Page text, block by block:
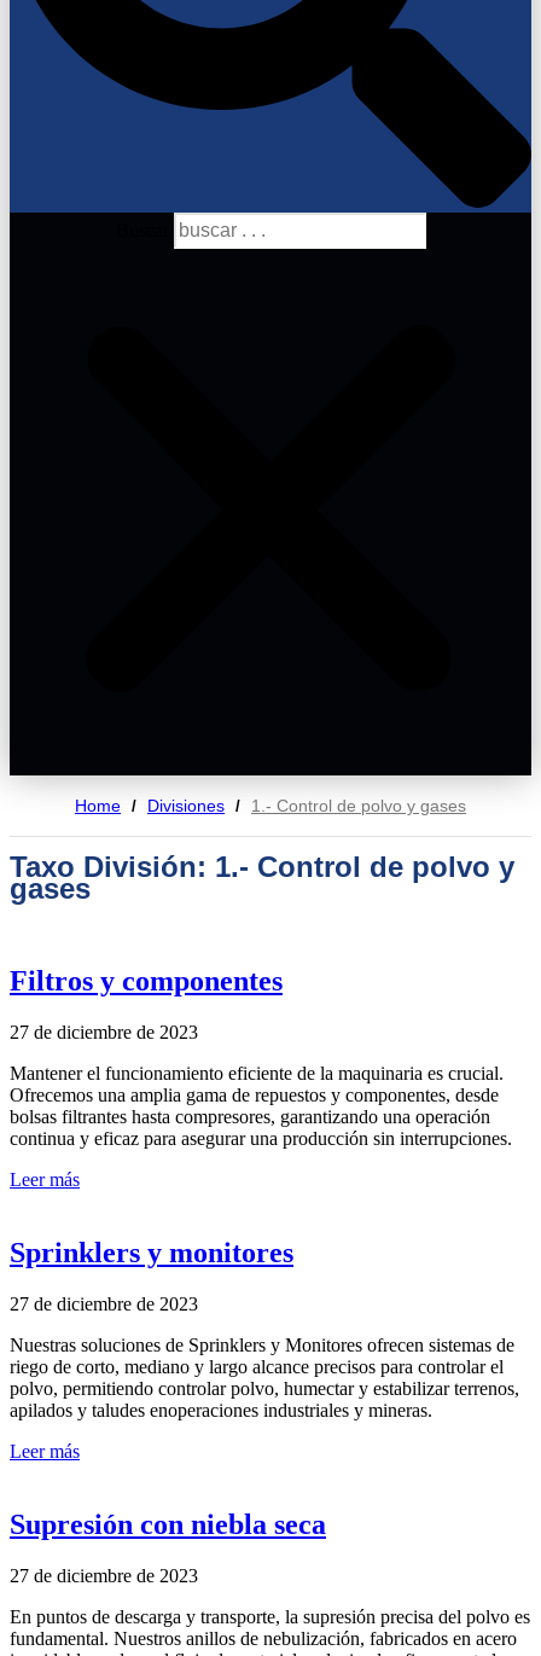
Home / Divisiones / 1.- Control de polvo y gases
Taxo División: 1.- Control de polvo y
gases
Filtros y componentes
27 de diciembre de 2023
Mantener el funcionamiento eficiente de la maquinaria es crucial.
Ofrecemos una amplia gama de repuestos y componentes, desde
bolsas filtrantes hasta compresores, garantizando una operación
continua y eficaz para asegurar una producción sin interrupciones.
Leer más
Sprinklers y monitores
27 de diciembre de 2023
Nuestras soluciones de Sprinklers y Monitores ofrecen sistemas de
riego de corto, mediano y largo alcance precisos para controlar el
polvo, permitiendo controlar polvo, humectar y estabilizar terrenos,
apilados y taludes enoperaciones industriales y mineras.
Leer más
Supresión con niebla seca
27 de diciembre de 2023
En puntos de descarga y transporte, la supresión precisa del polvo es
fundamental. Nuestros anillos de nebulización, fabricados en acero